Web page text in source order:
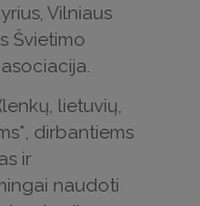
Vilniaus
Švietimo
lietuvių,
dirbantiems
ir
naudoti